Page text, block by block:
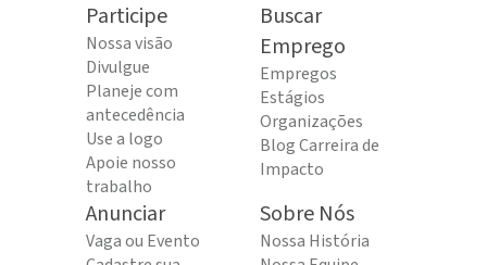
Participe
Nossa visão
Divulgue
Planeje com
antecedência
Use a logo
Apoie nosso
trabalho
Buscar
Emprego
Empregos
Estágios
Organizações
Blog Carreira de
Impacto
Anunciar
Vaga ou Evento
Sobre Nós
Nossa História